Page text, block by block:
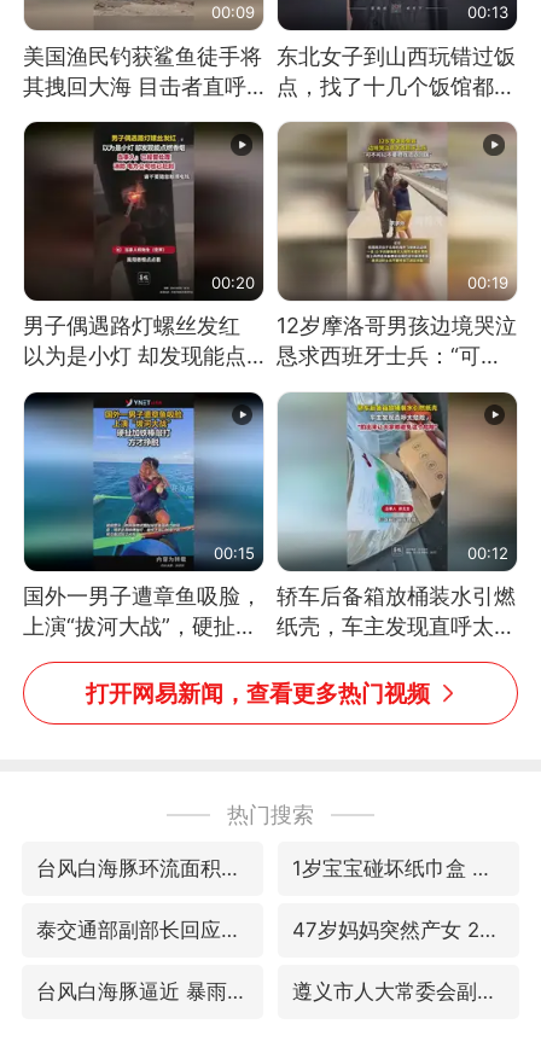
00:09
美国渔民钓获鲨鱼徒手将
其拽回大海 目击者直呼
震惊 （视频来源：参考
消息）
00:13
东北女子到山西玩错过饭
点，找了十几个饭馆都没
开门：午休到几点
00:20
男子偶遇路灯螺丝发红
以为是小灯 却发现能点
燃香烟 当事人：已报警
处理
00:19
12岁摩洛哥男孩边境哭泣
恳求西班牙士兵：“可不
可以不要把我遣返回国”
00:15
国外一男子遭章鱼吸脸，
上演“拔河大战”，硬扯加
铁棒敲打方才挣脱
00:12
轿车后备箱放桶装水引燃
纸壳，车主发现直呼太危
险，“拍出来让大家都避
免这个危险”
打开网易新闻，查看更多热门视频
热门搜索
台风白海豚环流面积近似13个浙江 1岁宝宝碰坏纸巾盒 宝妈被索赔924元
泰交通部副部长回应中国游客遭歧视 47岁妈妈突然产女 26岁女儿：很震惊
台风白海豚逼近 暴雨大暴雨来袭 遵义市人大常委会副主任刘东明被查